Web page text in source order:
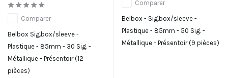
Comparer
Belbox Sig.box/sleeve -
Plastique - 85mm - 30 Sig. -
Métallique - Présentoir (12
pièces)
Comparer
Belbox - Sig.box/sleeve -
Plastique - 85mm - 50 Sig. -
Métallique - Présentoir (9 pièces)